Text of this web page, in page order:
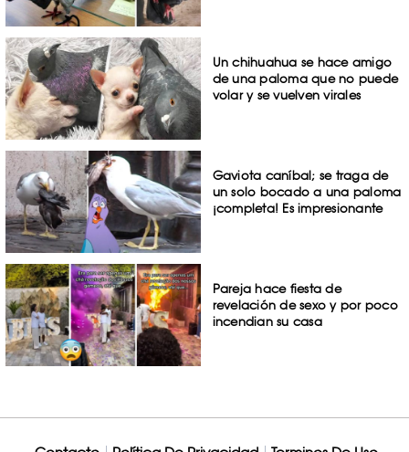
Un chihuahua se hace amigo
de una paloma que no puede
volar y se vuelven virales
Gaviota caníbal; se traga de
un solo bocado a una paloma
¡completa! Es impresionante
Pareja hace fiesta de
revelación de sexo y por poco
incendian su casa